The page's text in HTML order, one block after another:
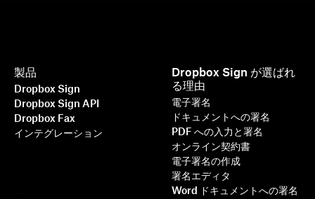
製品
Dropbox Sign
Dropbox Sign API
Dropbox Fax
インテグレーション
Dropbox Sign が選ばれ
る理由
電子署名
ドキュメントへの署名
PDF への入力と署名
オンライン契約書
電子署名の作成
署名エディタ
Word ドキュメントへの署名